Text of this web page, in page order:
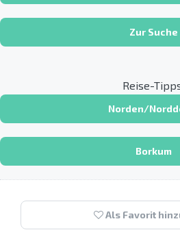
Zur Suche
Reise-
Norden/
Borkum
Als Favorit